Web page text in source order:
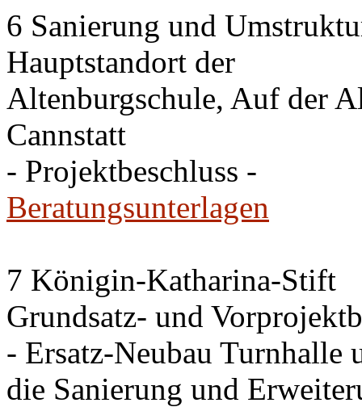
6 Sanierung und
Hauptstandort der
Altenburgschule, Auf der
Cannstatt
- Projektbeschluss -
Beratungsunterlagen
7 Königin-Katharina-Stift
Grundsatz- und
- Ersatz-Neubau Turnhalle
die Sanierung und